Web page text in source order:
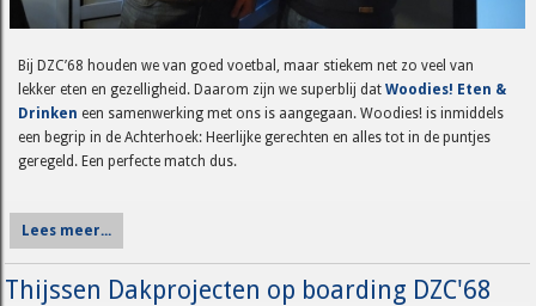
Bij DZC’68 houden we van goed voetbal, maar stiekem net zo veel van
lekker eten en gezelligheid. Daarom zijn we superblij dat Woodies! Eten &
Drinken een samenwerking met ons is aangegaan. Woodies! is inmiddels
een begrip in de Achterhoek: Heerlijke gerechten en alles tot in de puntjes
geregeld. Een perfecte match dus.
Lees meer...
Thijssen Dakprojecten op boarding DZC'68